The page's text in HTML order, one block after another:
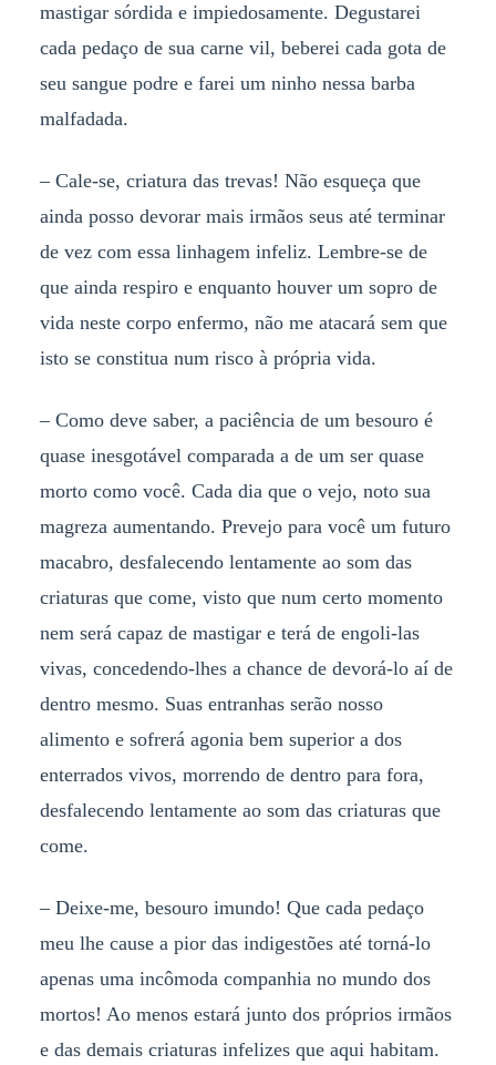
mastigar sórdida e impiedosamente. Degustarei
cada pedaço de sua carne vil, beberei cada gota de
seu sangue podre e farei um ninho nessa barba
malfadada.
– Cale-se, criatura das trevas! Não esqueça que
ainda posso devorar mais irmãos seus até terminar
de vez com essa linhagem infeliz. Lembre-se de
que ainda respiro e enquanto houver um sopro de
vida neste corpo enfermo, não me atacará sem que
isto se constitua num risco à própria vida.
– Como deve saber, a paciência de um besouro é
quase inesgotável comparada a de um ser quase
morto como você. Cada dia que o vejo, noto sua
magreza aumentando. Prevejo para você um futuro
macabro, desfalecendo lentamente ao som das
criaturas que come, visto que num certo momento
nem será capaz de mastigar e terá de engoli-las
vivas, concedendo-lhes a chance de devorá-lo aí de
dentro mesmo. Suas entranhas serão nosso
alimento e sofrerá agonia bem superior a dos
enterrados vivos, morrendo de dentro para fora,
desfalecendo lentamente ao som das criaturas que
come.
– Deixe-me, besouro imundo! Que cada pedaço
meu lhe cause a pior das indigestões até torná-lo
apenas uma incômoda companhia no mundo dos
mortos! Ao menos estará junto dos próprios irmãos
e das demais criaturas infelizes que aqui habitam.